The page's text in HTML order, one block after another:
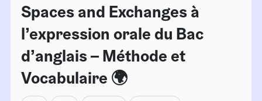
Spaces and Exchanges à
l’expression orale du Bac
d’anglais – Méthode et
Vocabulaire 🌍